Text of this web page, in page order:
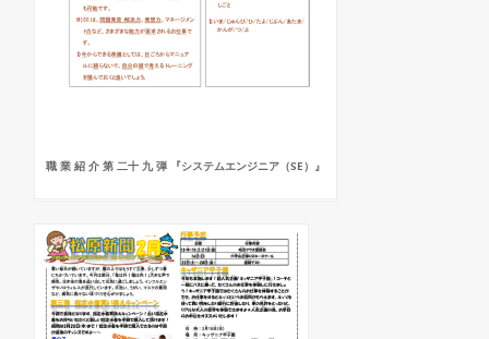
職 業 紹 介 第 二十 九 弾 『システムエンジニア（SE）』